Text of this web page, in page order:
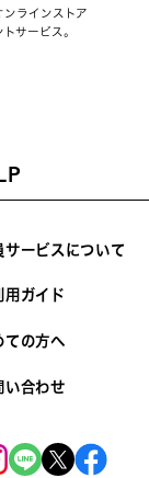
ラインストア
サービス。
サービスについて
用ガイド
ての方へ
い合わせ